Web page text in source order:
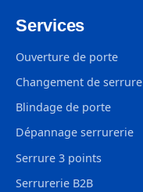
Services
Ouverture de porte
Changement de serrure
Blindage de porte
Dépannage serrurerie
Serrure 3 points
Serrurerie B2B